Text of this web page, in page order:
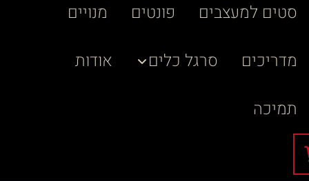
סטים למעצבים
פונטים
מנויים
מדריכים
סרגל כלים
אודות
תמיכה